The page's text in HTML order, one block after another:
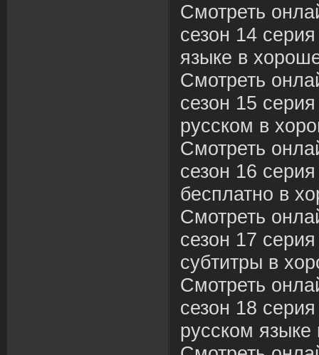
Смотреть
сезон 14
языке в
Смотреть
сезон 15
русском в
Смотреть
сезон 16
бесплатно в
Смотреть
сезон 17
субтитры в
Смотреть
сезон 18
русском языке